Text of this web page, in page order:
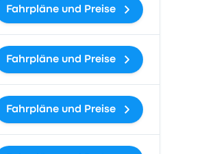
Fahrpläne und Preise
Fahrpläne und Preise
Fahrpläne und Preise